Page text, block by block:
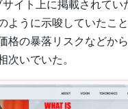
イト上に掲載されてい
ように示唆していたこ
格の暴落リスクなどか
次いでいた。